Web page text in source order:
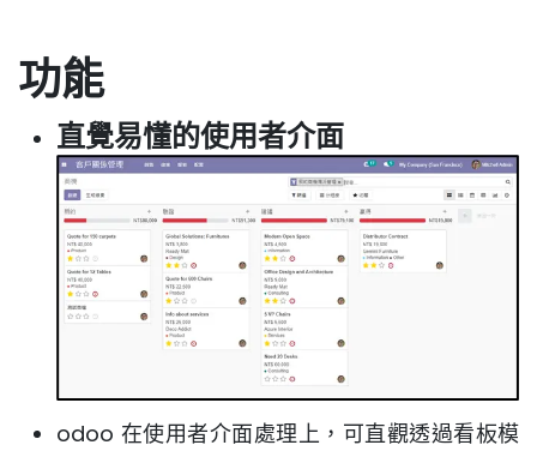
功能
直覺易懂的使用者介面
odoo 在使用者介面處理上，可直觀透過看板模